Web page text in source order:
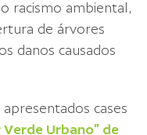
racismo ambiental,
de árvores
danos causados
cases
Verde Urbano” de